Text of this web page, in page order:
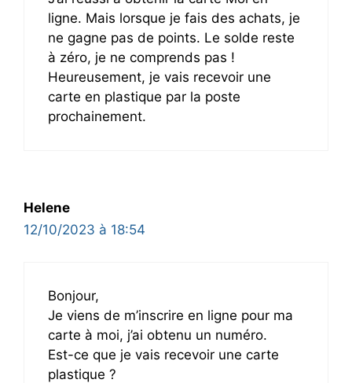
ligne. Mais lorsque je fais des achats, je
ne gagne pas de points. Le solde reste
à zéro, je ne comprends pas !
Heureusement, je vais recevoir une
carte en plastique par la poste
prochainement.
Helene
12/10/2023 à 18:54
Bonjour,
Je viens de m’inscrire en ligne pour ma
carte à moi, j’ai obtenu un numéro.
Est-ce que je vais recevoir une carte
plastique ?